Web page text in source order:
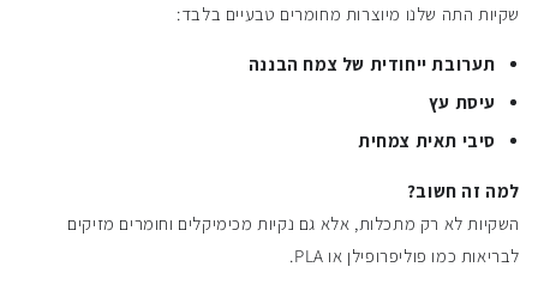
שקיות התה שלנו מיוצרות מחומרים טבעיים בלבד:
תערובת ייחודית של צמח הבננה
עיסת עץ
סיבי תאית צמחית
למה זה חשוב?
השקיות לא רק מתכלות, אלא גם נקיות מכימיקלים וחומרים מזיקים
לבריאות כמו פוליפרופילן או PLA.